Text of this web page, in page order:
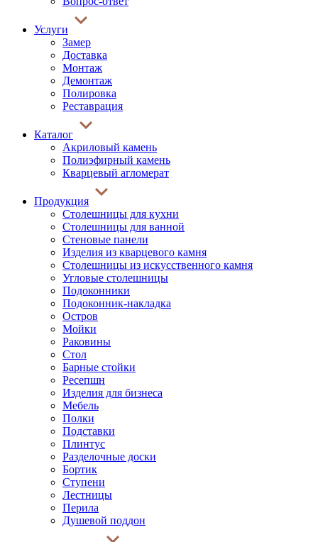
Услуги
Замер
Доставка
Монтаж
Демонтаж
Полировка
Реставрация
Каталог
Акриловый камень
Полиэфирный камень
Кварцевый агломерат
Продукция
Столешницы для кухни
Столешницы для ванной
Стеновые панели
Изделия из кварцевого камня
Столешницы из искусственного камня
Угловые столешницы
Подоконники
Подоконник-накладка
Остров
Мойки
Раковины
Стол
Барные стойки
Ресепшн
Изделия для бизнеса
Мебель
Полки
Подставки
Плинтус
Разделочные доски
Бортик
Ступени
Лестницы
Перила
Душевой поддон